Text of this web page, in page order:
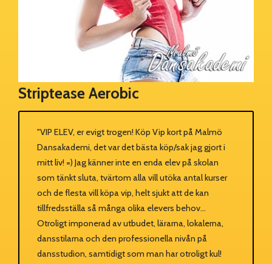
Striptease Aerobic
"VIP ELEV, er evigt trogen! Köp Vip kort på Malmö
Dansakademi, det var det bästa köp/sak jag gjort i
mitt liv! =) Jag känner inte en enda elev på skolan
som tänkt sluta, tvärtom alla vill utöka antal kurser
och de flesta vill köpa vip, helt sjukt att de kan
tillfredsställa så många olika elevers behov...
Otroligt imponerad av utbudet, lärarna, lokalerna,
dansstilarna och den professionella nivån på
dansstudion, samtidigt som man har otroligt kul!